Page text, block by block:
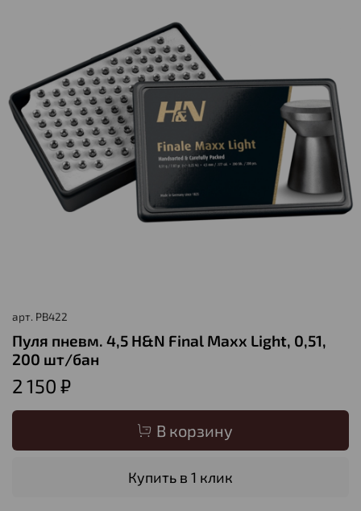
арт. PB422
Пуля пневм. 4,5 H&N Final Maxx Light, 0,51,
200 шт/бан
2 150 ₽
В корзину
Купить в 1 клик